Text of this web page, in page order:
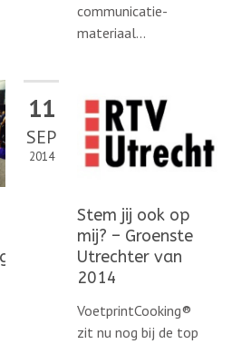
communicatie-
materiaal...
11
SEP
2014
Stem jij ook op
mij? – Groenste
Utrechter van
2014
VoetprintCooking®
zit nu nog bij de top